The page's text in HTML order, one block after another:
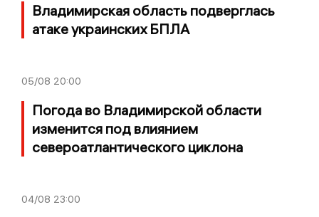
Владимирская область подверглась
атаке украинских БПЛА
05/08 20:00
Погода во Владимирской области
изменится под влиянием
североатлантического циклона
04/08 23:00